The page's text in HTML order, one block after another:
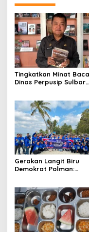
Tingkatkan Minat
Dinas Perpusip Sulbar
Gerakan Langit Biru
Demokrat Polman:
Darah